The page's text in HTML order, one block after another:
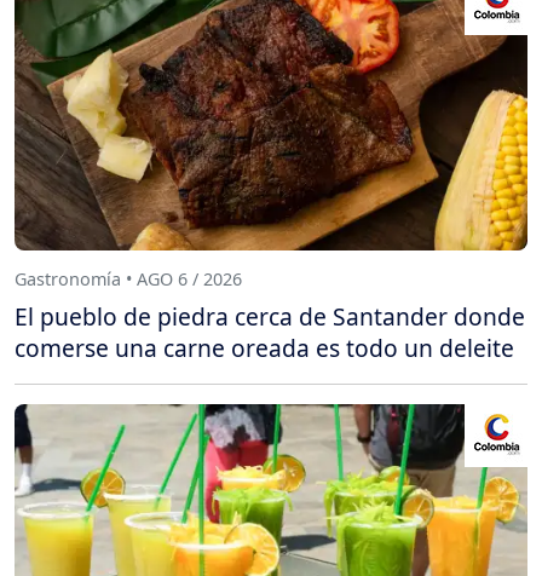
Gastronomía • AGO 6 / 2026
El pueblo de piedra cerca de Santander donde
comerse una carne oreada es todo un deleite